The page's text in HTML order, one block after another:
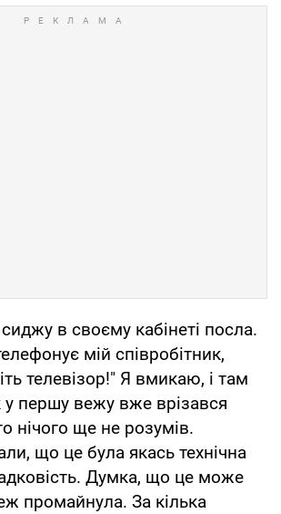
в своєму кабінеті посла.
мій співробітник,
телевізор!" Я вмикаю, і там
у першу вежу вже врізався
нічого ще не розумів.
що це була якась технічна
Думка, що це може
промайнула. За кілька